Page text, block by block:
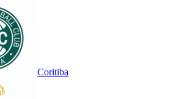
Coritiba